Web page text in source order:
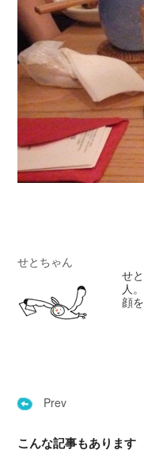
せとちゃん
せ
人
顔
Prev
こんな記事もあります